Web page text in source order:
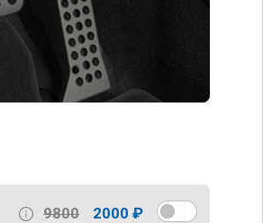
9800 2000 ₽